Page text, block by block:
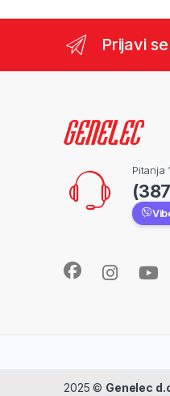
Prijavi
Pitanja
2025 © Genelec